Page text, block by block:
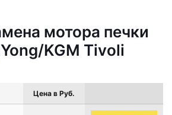
мотора печки
KGM Tivoli
Цена в Руб.